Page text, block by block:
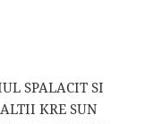
SPALACIT SI
KRE SUN